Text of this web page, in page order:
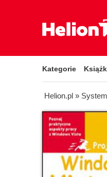
Kategorie
Helion.pl »